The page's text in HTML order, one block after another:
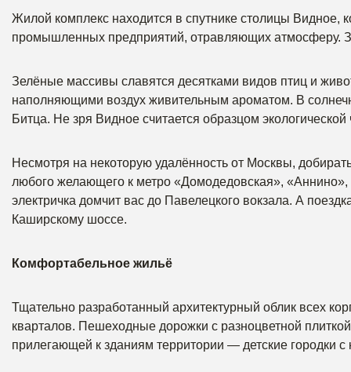
Жилой комплекс находится в спутнике столицы Видное,
промышленных предприятий, отравляющих атмосферу.
Зелёные массивы славятся десятками видов птиц и
наполняющими воздух живительным ароматом. В
Битца. Не зря Видное считается образцом экологической
Несмотря на некоторую удалённость от Москвы,
любого желающего к метро «Домодедовская», «Аннино»,
электричка домчит вас до Павелецкого вокзала. А
Каширскому шоссе.
Комфортабельное жильё
Тщательно разработанный архитектурный облик всех
кварталов. Пешеходные дорожки с разноцветной
прилегающей к зданиям территории — детские городки